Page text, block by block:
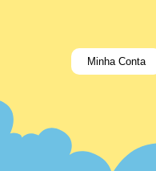
Minha Conta